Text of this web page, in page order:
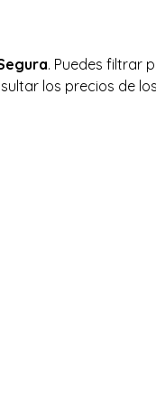
. Puedes filtrar
los precios de